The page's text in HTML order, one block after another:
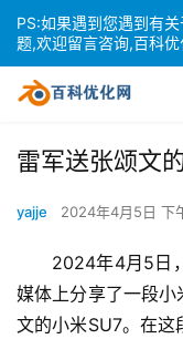
雷军送张颂文
yajje 2024年4月5日 下
2024年4月5日
媒体上分享了一段
文的小米SU7。在这
PS:如果遇到您遇到有
题,欢迎留言咨询,百科优